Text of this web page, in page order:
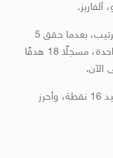
ألفاريز.
ويحتل أتلتيكو مدريد المركز الرابع في جدول الترتيب، بعدما حقق 5
انتصارات وتعادل في 4 مناسبات وخسر مرة واحدة، مسجلًا 18 هدفًا
بينما يأتي ريال بيتيس في المركز السادس برصيد 16 نقطة، وأحرز